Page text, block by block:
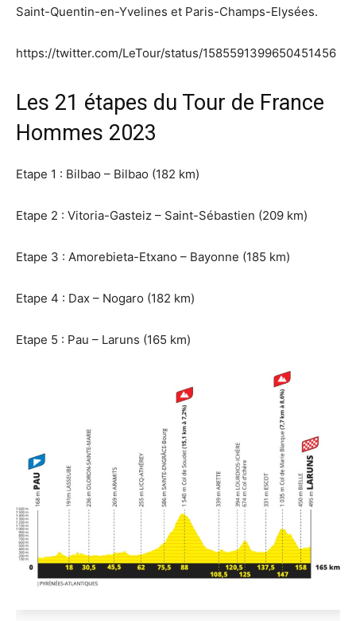
Saint-Quentin-en-Yvelines et Paris-Champs-Elysées.
https://twitter.com/LeTour/status/1585591399650451456
Les 21 étapes du Tour de France
Hommes 2023
Etape 1 : Bilbao – Bilbao (182 km)
Etape 2 : Vitoria-Gasteiz – Saint-Sébastien (209 km)
Etape 3 : Amorebieta-Etxano – Bayonne (185 km)
Etape 4 : Dax – Nogaro (182 km)
Etape 5 : Pau – Laruns (165 km)